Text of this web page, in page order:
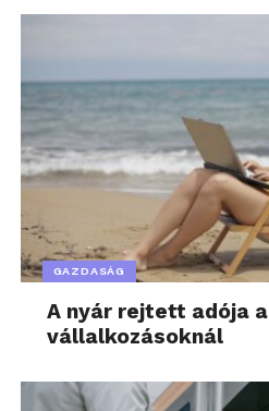
GAZDASÁG
A nyár rejtett adója a
vállalkozásoknál